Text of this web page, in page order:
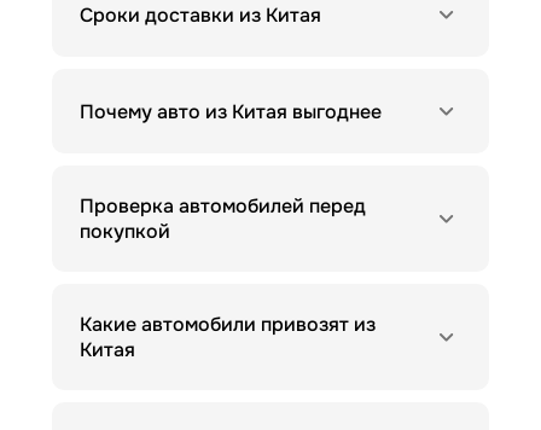
Сроки доставки из Китая
Почему авто из Китая выгоднее
Проверка автомобилей перед
покупкой
Какие автомобили привозят из
Китая